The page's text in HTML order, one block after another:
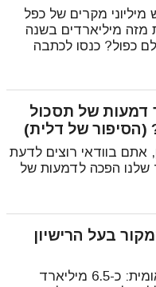
מקרים של כפל
מזה מיליארדים בשנה
כפול? כנסו לכתבה
דמעות של תסכול
(הסיפור של דלית)
אתם בוודאי רוצים לדעת
הפכה לדמעות של
בעל הרישיון
🔍 תקציר המדריך ✔ הבעיה הלאומית: כ-6.5 מיליארד